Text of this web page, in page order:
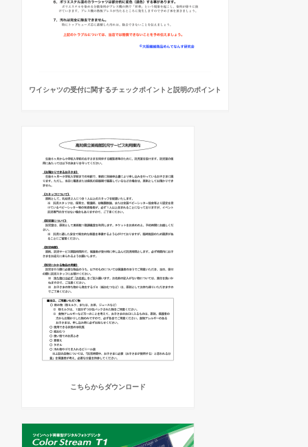
ワイシャツの受付に関するチェックポイントと説明のポイント
こちらからダウンロード